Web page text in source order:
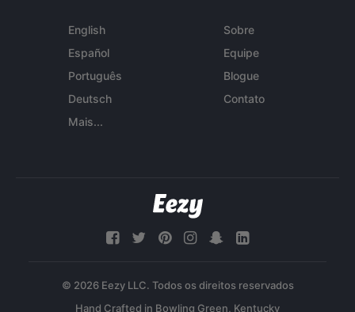
English
Español
Português
Deutsch
Mais...
Sobre
Equipe
Blogue
Contato
© 2026 Eezy LLC. Todos os direitos reservados